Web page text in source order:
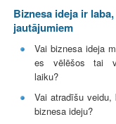
Biznesa ideja ir
jautājumiem
Vai biznesa ideja
es vēlēšos tai
laiku?
Vai atradīšu veidu,
biznesa ideju?